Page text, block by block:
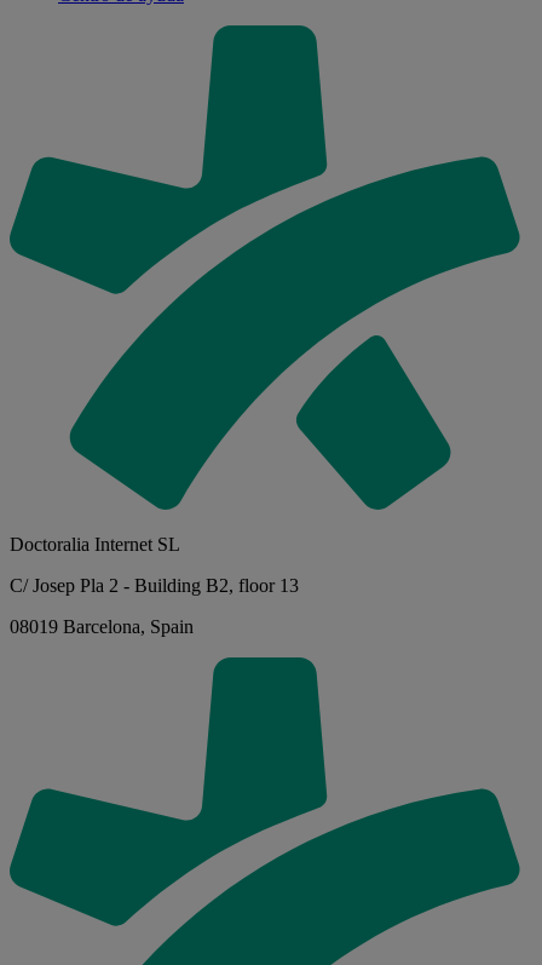
Doctoralia Internet SL
C/ Josep Pla 2 - Building B2, floor 13
08019 Barcelona, Spain